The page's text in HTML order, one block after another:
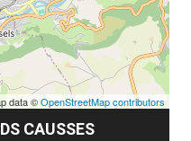
CAUSSES
data ©OpenStreetMap contributors